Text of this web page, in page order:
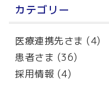
カテゴリー
医療連携先さま (4)
患者さま (36)
採用情報 (4)